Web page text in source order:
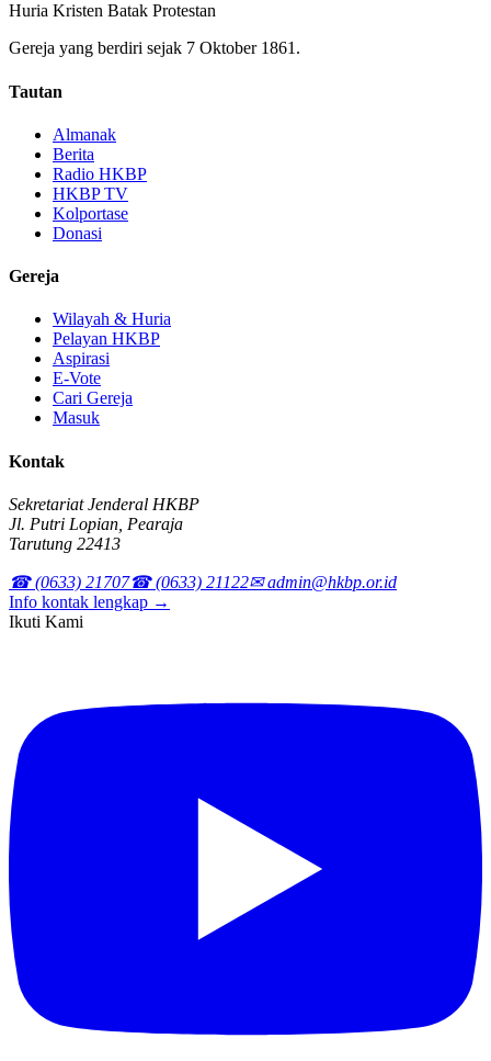
Huria Kristen Batak Protestan
Gereja yang berdiri sejak 7 Oktober 1861.
Tautan
Almanak
Berita
Radio HKBP
HKBP TV
Kolportase
Donasi
Gereja
Wilayah & Huria
Pelayan HKBP
Aspirasi
E-Vote
Cari Gereja
Masuk
Kontak
Sekretariat Jenderal HKBP
Jl. Putri Lopian, Pearaja
Tarutung 22413
☎ (0633) 21707☎ (0633) 21122✉ admin@hkbp.or.id
Info kontak lengkap →
Ikuti Kami